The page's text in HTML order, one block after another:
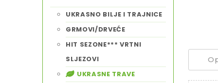
UKRASNO BILJE I TRAJNICE
GRMOVI/DRVEĆE
HIT SEZONE*** VRTNI
SLJEZOVI
UKRASNE TRAVE